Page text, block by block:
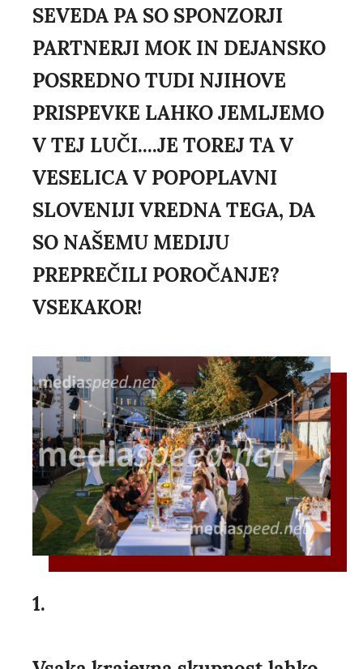
SEVEDA PA SO SPONZORJI
PARTNERJI MOK IN DEJANSKO
POSREDNO TUDI NJIHOVE
PRISPEVKE LAHKO JEMLJEMO
V TEJ LUČI....JE TOREJ TA V
VESELICA V POPOPLAVNI
SLOVENIJI VREDNA TEGA, DA
SO NAŠEMU MEDIJU
PREPREČILI POROČANJE?
VSEKAKOR!
1.